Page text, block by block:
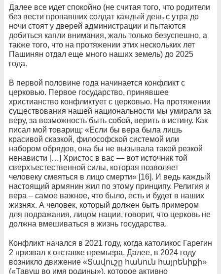
Далее все идет спокойно (не считая того, что родители
без вести пропавших солдат каждый день с утра до
ночи стоят у дверей администрации и пытаются
добиться капли внимания, жаль только безуспешно, а
также того, что на протяжении этих нескольких лет
Пашинян отдал еще много наших земель) до 2025
года.
В первой половине года начинается конфликт с
церковью. Первое государство, принявшее
христианство конфликтует с церковью. На протяжении
существования нашей национальности мы умирали за
веру, за возможность быть собой, верить в истину. Как
писал мой товарищ: «Если бы вера была лишь
красивой сказкой, философской системой или
набором обрядов, она бы не вызывала такой резкой
ненависти […] Христос в вас — вот источник той
сверхъестественной силы, которая позволяет
человеку смеяться в лицо смерти» [16]. И ведь каждый
настоящий армянин жил по этому принципу. Религия и
вера – самое важное, что было, есть и будет в наших
жизнях. А человек, который должен быть примером
для подражания, лицом нации, говорит, что церковь не
должна вмешиваться в жизнь государства.
Конфликт начался в 2021 году, когда католикос Гарегин
2 призвал к отставке премьера. Далее, в 2024 году
возникло движение «Տավուշը հանուն հայրենիքի»
(«Тавуш во имя родины»), которое активно